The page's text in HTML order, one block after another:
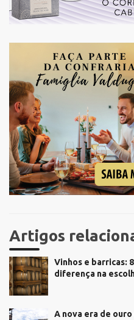
Artigos
Vinhos e barricas:
diferença na
A nova era de